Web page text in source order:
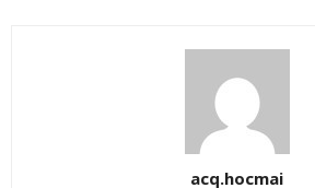
acq.hocmai